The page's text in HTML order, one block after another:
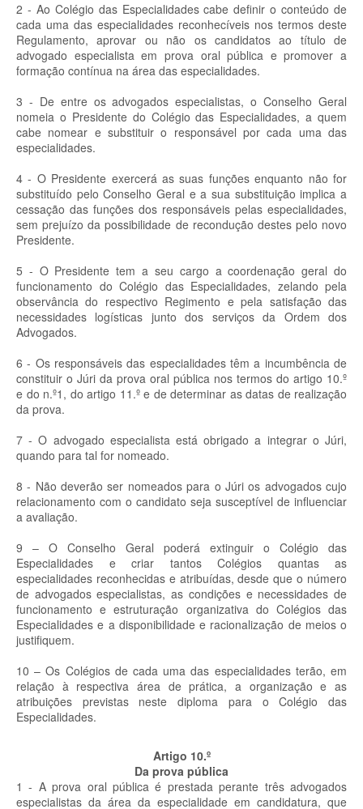
2 - Ao Colégio das Especialidades cabe definir o conteúdo de
cada uma das especialidades reconhecíveis nos termos deste
Regulamento, aprovar ou não os candidatos ao título de
advogado especialista em prova oral pública e promover a
formação contínua na área das especialidades.
3 - De entre os advogados especialistas, o Conselho Geral
nomeia o Presidente do Colégio das Especialidades, a quem
cabe nomear e substituir o responsável por cada uma das
especialidades.
4 - O Presidente exercerá as suas funções enquanto não for
substituído pelo Conselho Geral e a sua substituição implica a
cessação das funções dos responsáveis pelas especialidades,
sem prejuízo da possibilidade de recondução destes pelo novo
Presidente.
5 - O Presidente tem a seu cargo a coordenação geral do
funcionamento do Colégio das Especialidades, zelando pela
observância do respectivo Regimento e pela satisfação das
necessidades logísticas junto dos serviços da Ordem dos
Advogados.
6 - Os responsáveis das especialidades têm a incumbência de
constituir o Júri da prova oral pública nos termos do artigo 10.º
e do n.º1, do artigo 11.º e de determinar as datas de realização
da prova.
7 - O advogado especialista está obrigado a integrar o Júri,
quando para tal for nomeado.
8 - Não deverão ser nomeados para o Júri os advogados cujo
relacionamento com o candidato seja susceptível de influenciar
a avaliação.
9 – O Conselho Geral poderá extinguir o Colégio das
Especialidades e criar tantos Colégios quantas as
especialidades reconhecidas e atribuídas, desde que o número
de advogados especialistas, as condições e necessidades de
funcionamento e estruturação organizativa do Colégios das
Especialidades e a disponibilidade e racionalização de meios o
justifiquem.
10 – Os Colégios de cada uma das especialidades terão, em
relação à respectiva área de prática, a organização e as
atribuições previstas neste diploma para o Colégio das
Especialidades.
Artigo 10.º
Da prova pública
1 - A prova oral pública é prestada perante três advogados
especialistas da área da especialidade em candidatura, que